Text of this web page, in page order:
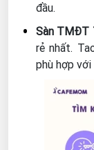
đầu.
Sàn TMĐT
rẻ nhất.
phù hợp